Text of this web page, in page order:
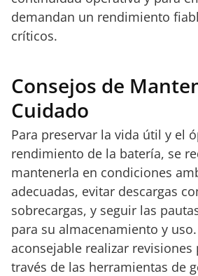
demandan un rendimiento
críticos.
Consejos de
Cuidado
Para preservar la vida útil y el
rendimiento de la batería, se
mantenerla en condiciones
adecuadas, evitar descargas
sobrecargas, y seguir las
para su almacenamiento y
aconsejable realizar revisiones
través de las herramientas de